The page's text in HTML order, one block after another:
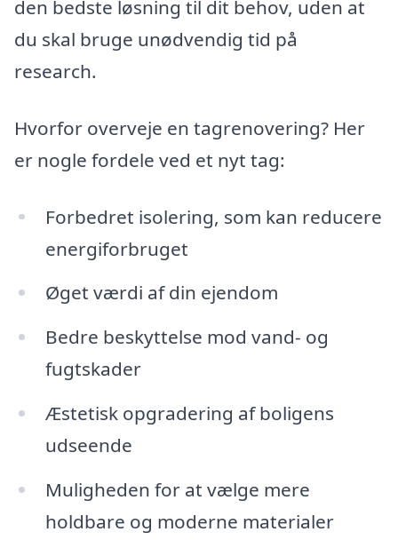
den bedste løsning til dit behov, uden at
du skal bruge unødvendig tid på
research.
Hvorfor overveje en tagrenovering? Her
er nogle fordele ved et nyt tag:
Forbedret isolering, som kan reducere
energiforbruget
Øget værdi af din ejendom
Bedre beskyttelse mod vand- og
fugtskader
Æstetisk opgradering af boligens
udseende
Muligheden for at vælge mere
holdbare og moderne materialer